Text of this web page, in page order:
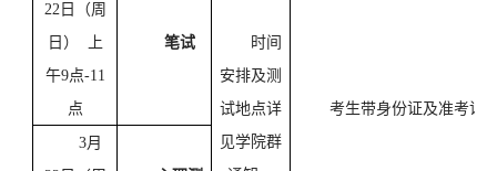
22日（周
日） 上
午9点-11
点
笔试
时间
安排及测
试地点详
见学院群
考生带身份证及准考证
3月